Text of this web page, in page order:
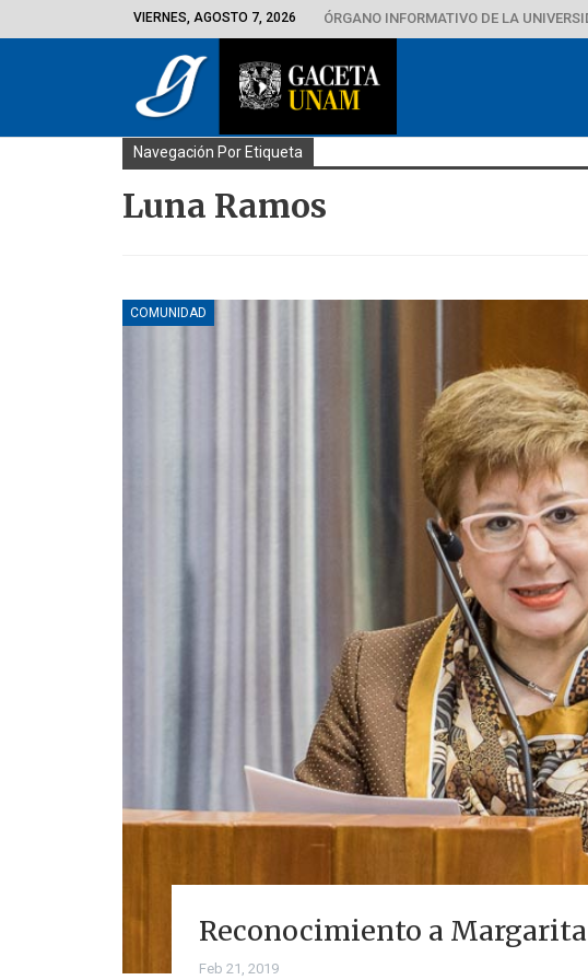
VIERNES, AGOSTO 7, 2026 ÓRGANO INFORMATIVO DE LA
Navegación Por Etiqueta
Luna Ramos
COMUNIDAD
Reconocimiento a
Feb 21, 2019